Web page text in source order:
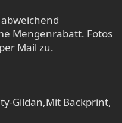
Mengenrabatt. Fotos
Mail zu.
Gildan,Mit Backprint,